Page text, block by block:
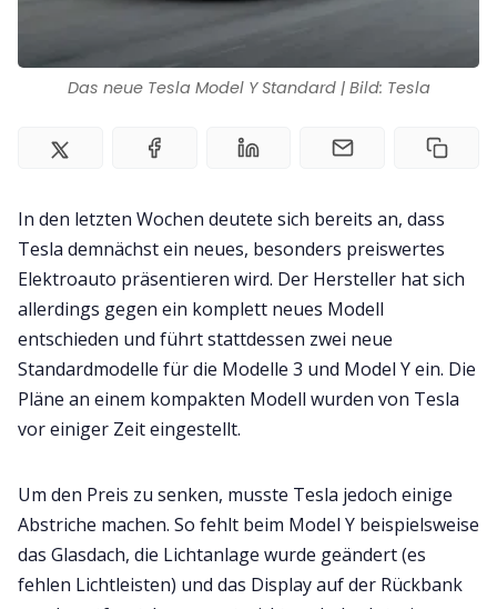
Das neue Tesla Model Y Standard | Bild: Tesla
In den letzten Wochen deutete sich bereits an, dass
Tesla demnächst ein neues, besonders preiswertes
Elektroauto präsentieren wird. Der Hersteller hat sich
allerdings gegen ein komplett neues Modell
entschieden und führt stattdessen zwei neue
Standardmodelle für die Modelle 3 und Model Y ein. Die
Pläne an einem kompakten Modell wurden von Tesla
vor einiger Zeit eingestellt.
Um den Preis zu senken, musste Tesla jedoch einige
Abstriche machen. So fehlt beim Model Y beispielsweise
das Glasdach, die Lichtanlage wurde geändert (es
fehlen Lichtleisten) und das Display auf der Rückbank